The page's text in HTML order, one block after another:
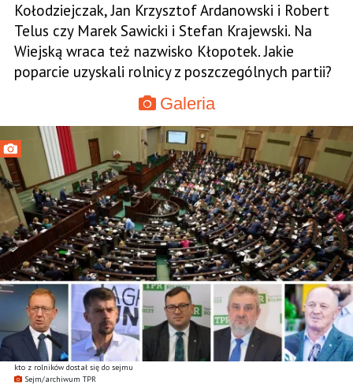
kto z rolników dostał się do sejmu
Sejm/archiwum TPR
Kołodziejczak, Jan Krzysztof Ardanowski i Robert
Telus czy Marek Sawicki i Stefan Krajewski. Na
Wiejską wraca też nazwisko Kłopotek. Jakie
poparcie uzyskali rolnicy z poszczególnych partii?
Galeria